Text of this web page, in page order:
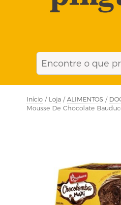
Início / Loja / ALIMENTOS /
Mousse De Chocolate